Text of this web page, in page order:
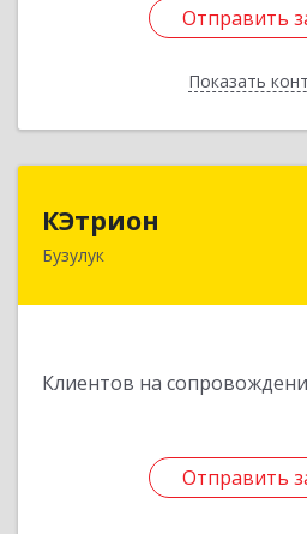
Отправить
Показать
Отправить
Назад
КЭтрион
Бузулук
Клиентов на
Отправить
461040, Оренбургская
Отправить